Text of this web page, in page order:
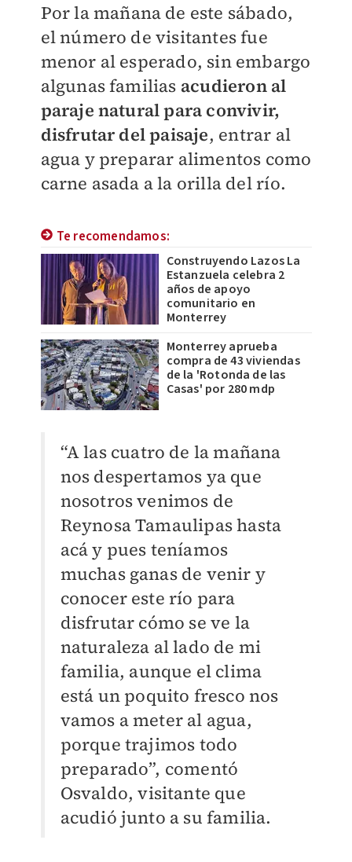
Por la mañana de este sábado,
el número de visitantes fue
menor al esperado, sin embargo
algunas familias acudieron al
paraje natural para convivir,
disfrutar del paisaje, entrar al
agua y preparar alimentos como
carne asada a la orilla del río.
Te recomendamos:
Construyendo Lazos La
Estanzuela celebra 2
años de apoyo
comunitario en
Monterrey
Monterrey aprueba
compra de 43 viviendas
de la 'Rotonda de las
Casas' por 280 mdp
“A las cuatro de la mañana
nos despertamos ya que
nosotros venimos de
Reynosa Tamaulipas hasta
acá y pues teníamos
muchas ganas de venir y
conocer este río para
disfrutar cómo se ve la
naturaleza al lado de mi
familia, aunque el clima
está un poquito fresco nos
vamos a meter al agua,
porque trajimos todo
preparado”, comentó
Osvaldo, visitante que
acudió junto a su familia.